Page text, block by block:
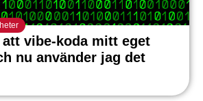
vibe-koda mitt eget
nu använder jag det